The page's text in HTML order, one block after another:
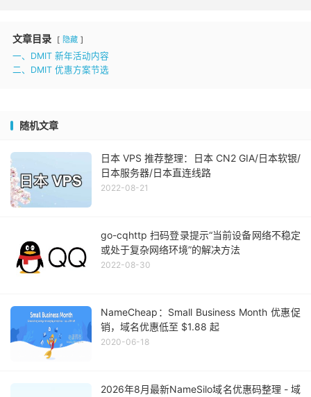
文章目录 隐藏
一、DMIT 新年活动内容
二、DMIT 优惠方案节选
随机文章
日本 VPS 推荐整理：日本 CN2 GIA/日本软银/
日本服务器/日本直连线路
2022-08-21
go-cqhttp 扫码登录提示“当前设备网络不稳定
或处于复杂网络环境”的解决方法
2022-08-30
NameCheap：Small Business Month 优惠促
销，域名优惠低至 $1.88 起
2020-06-18
2026年8月最新NameSilo域名优惠码整理 - 域